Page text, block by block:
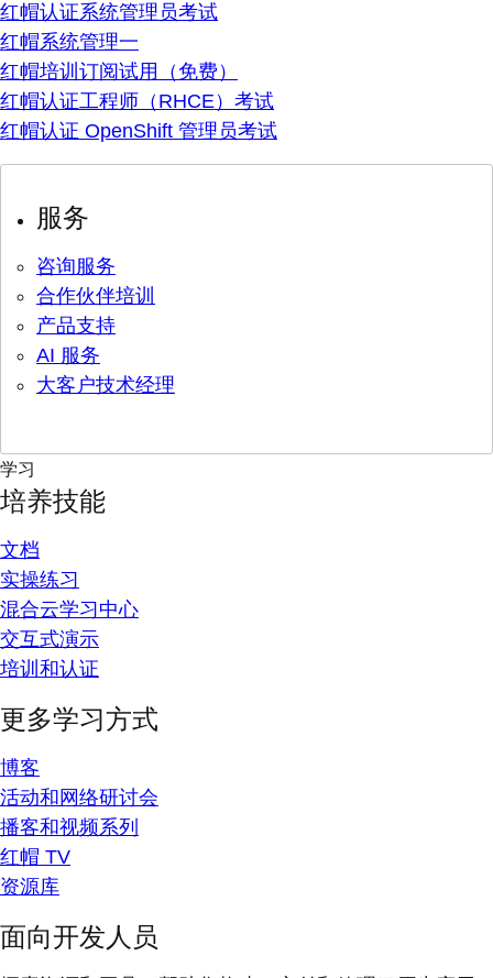
红帽认证系统管理员考试
红帽系统管理一
红帽培训订阅试用（免费）
红帽认证工程师（RHCE）考试
红帽认证 OpenShift 管理员考试
服务
咨询服务
合作伙伴培训
产品支持
AI 服务
大客户技术经理
学习
培养技能
文档
实操练习
混合云学习中心
交互式演示
培训和认证
更多学习方式
博客
活动和网络研讨会
播客和视频系列
红帽 TV
资源库
面向开发人员